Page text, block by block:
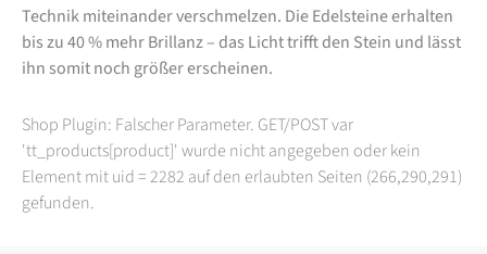
Technik miteinander verschmelzen. Die Edelsteine erhalten
bis zu 40 % mehr Brillanz – das Licht trifft den Stein und lässt
ihn somit noch größer erscheinen.
Shop Plugin: Falscher Parameter. GET/POST var
'tt_products[product]' wurde nicht angegeben oder kein
Element mit uid = 2282 auf den erlaubten Seiten (266,290,291)
gefunden.